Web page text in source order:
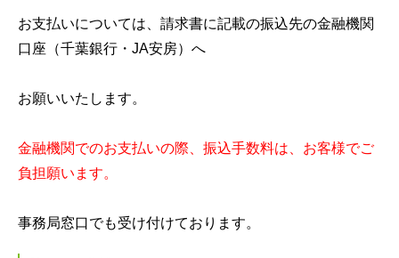
お支払いについては、請求書に記載の振込先の金融機関
口座（千葉銀行・JA安房）へ
お願いいたします。
金融機関でのお支払いの際、振込手数料は、お客様でご
負担願います。
事務局窓口でも受け付けております。